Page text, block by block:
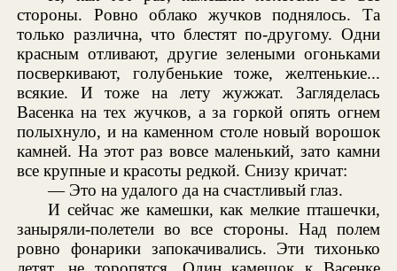
стороны. Ровно облако жучков поднялось. Та
только различна, что блестят по-другому. Одни
красным отливают, другие зелеными огоньками
посверкивают, голубенькие тоже, желтенькие...
всякие. И тоже на лету жужжат. Загляделась
Васенка на тех жучков, а за горкой опять огнем
полыхнуло, и на каменном столе новый ворошок
камней. На этот раз вовсе маленький, зато камни
все крупные и красоты редкой. Снизу кричат:
— Это на удалого да на счастливый глаз.
И сейчас же камешки, как мелкие пташечки,
заныряли-полетели во все стороны. Над полем
ровно фонарики запокачивались. Эти тихонько